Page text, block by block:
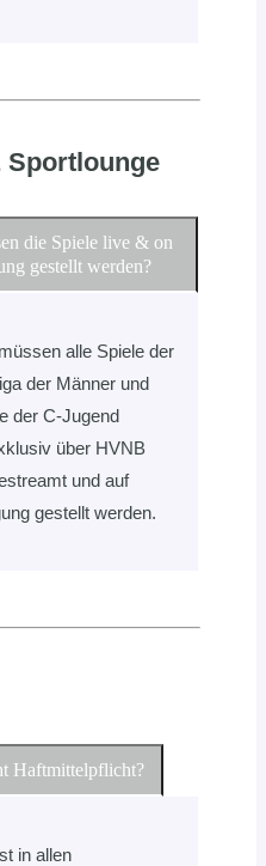
Sportlounge
die Spiele live & on
gestellt werden?
alle Spiele der
der Männer und
der C-Jugend
über HVNB
und auf
gestellt werden.
Haftmittelpflicht?
in allen